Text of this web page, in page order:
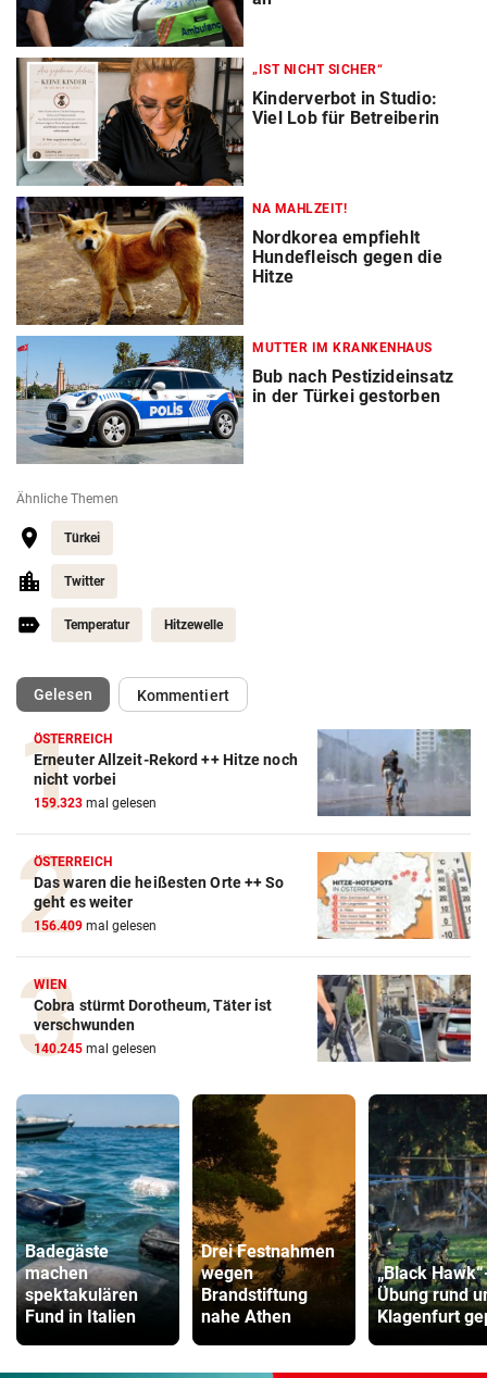
„IST NICHT SICHER“
Kinderverbot in Studio:
Viel Lob für Betreiberin
NA MAHLZEIT!
Nordkorea empfiehlt
Hundefleisch gegen die
Hitze
MUTTER IM KRANKENHAUS
Bub nach Pestizideinsatz
in der Türkei gestorben
Ähnliche Themen
Türkei
Twitter
Temperatur Hitzewelle
Gelesen(ausgewählt)Kommentiert
ÖSTERREICH
Erneuter Allzeit-Rekord ++ Hitze noch
nicht vorbei
159.323 mal gelesen
ÖSTERREICH
Das waren die heißesten Orte ++ So
geht es weiter
156.409 mal gelesen
WIEN
Cobra stürmt Dorotheum, Täter ist
verschwunden
140.245 mal gelesen
Badegäste
machen
spektakulären
Fund in Italien
Drei Festnahmen
wegen
Brandstiftung
nahe Athen
„Black
Übung rund
Klagenfurt